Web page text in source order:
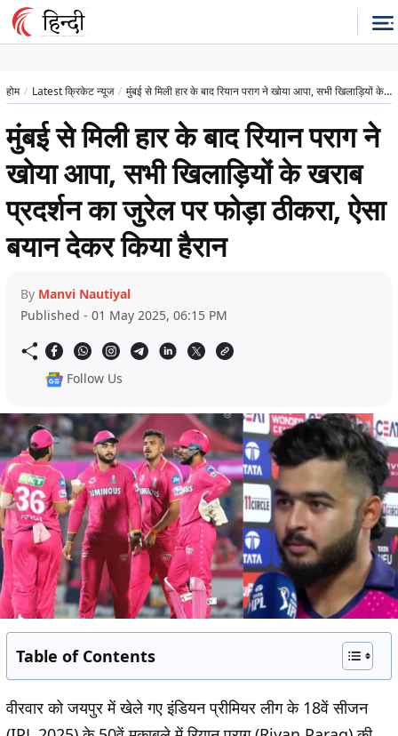
होम Latest क्रिकेट न्यूज मुंबई से मिली हार के बाद रियान पराग ने खोया आपा, सभी खिलाड़ियों के खराब प्रदर्शन का जुरेल पर फोड़ा ठीकरा, ऐसा बयान देकर किया हैरान
मुंबई से मिली हार के बाद रियान पराग ने
खोया आपा, सभी खिलाड़ियों के खराब
प्रदर्शन का जुरेल पर फोड़ा ठीकरा, ऐसा
बयान देकर किया हैरान
By Manvi Nautiyal
Published - 01 May 2025, 06:15 PM
Follow Us
Table of Contents
वीरवार को जयपुर में खेले गए इंडियन प्रीमियर लीग के 18वें सीजन